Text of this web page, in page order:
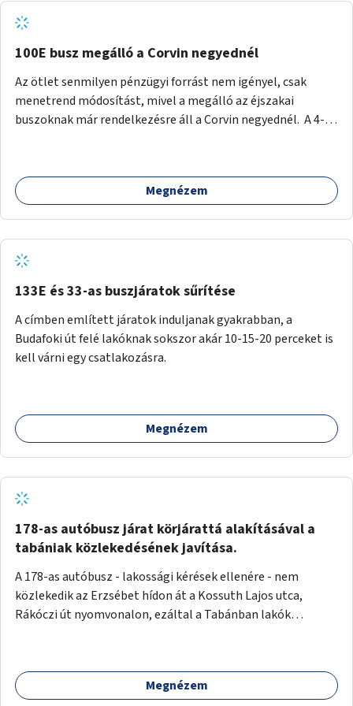
tud állni a megállóba. A környéken a tömegközlekedés
csúcsidőben már most is fullos, a Bosnyák téri beruházások
befejeztével hatványozódni fog az utazási igény.
100E busz megálló a Corvin negyednél
Az ötlet senmilyen pénzügyi forrást nem igényel, csak
menetrend módosítást, mivel a megálló az éjszakai
buszoknak már rendelkezésre áll a Corvin negyednél. A 4-es
ha a 100E reptéri busz a Corvin negyed metrómegállónál is
megállna - főleg éjjel, amikor a metró nem jár, és a 200E
nem hosszabbítaná meg sokkal, a 4-6 vonalán lakóknak
viszont a Kálvin tér-Corvin negyed utat megspórolva 10-15
perccel rövidítheti az utazási idejét.
Megnézem
133E és 33-as buszjáratok sűrítése
A címben említett járatok induljanak gyakrabban, a
Budafoki út felé lakóknak sokszor akár 10-15-20 perceket is
kell várni egy csatlakozásra.
Megnézem
178-as autóbusz járat körjárattá alakításával a
tabániak közlekedésének javítása.
A 178-as autóbusz - lakossági kérések ellenére - nem
közlekedik az Erzsébet hídon át a Kossuth Lajos utca,
Rákóczi út nyomvonalon, ezáltal a Tabánban lakók
járattal feljutni a Naphegyre, ahol iskola és óvoda is van a
körzetben élők számára. Megoldás lenne, ha a 178-as
Megnézem